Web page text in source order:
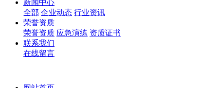
新闻中心
全部 企业动态 行业资讯
荣誉资质
荣誉资质 应急演练 资质证书
联系我们
在线留言